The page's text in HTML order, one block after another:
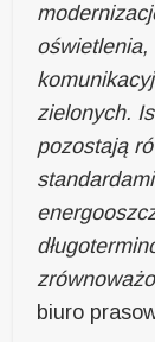
oświetlenia,
zielonych.
pozostają
biuro